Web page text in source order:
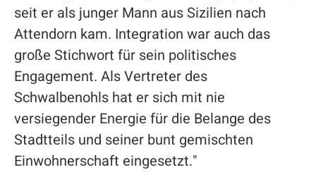
seit er als junger Mann aus Sizilien nach
Attendorn kam. Integration war auch das
große Stichwort für sein politisches
Engagement. Als Vertreter des
Schwalbenohls hat er sich mit nie
versiegender Energie für die Belange des
Stadtteils und seiner bunt gemischten
Einwohnerschaft eingesetzt."